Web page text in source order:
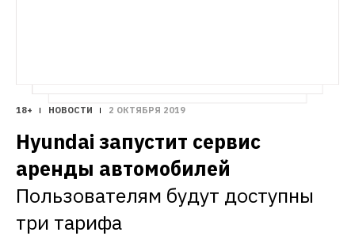
18+ НОВОСТИ 2 ОКТЯБРЯ 2019
Hyundai запустит сервис
аренды автомобилей
Пользователям будут доступны
три тарифа